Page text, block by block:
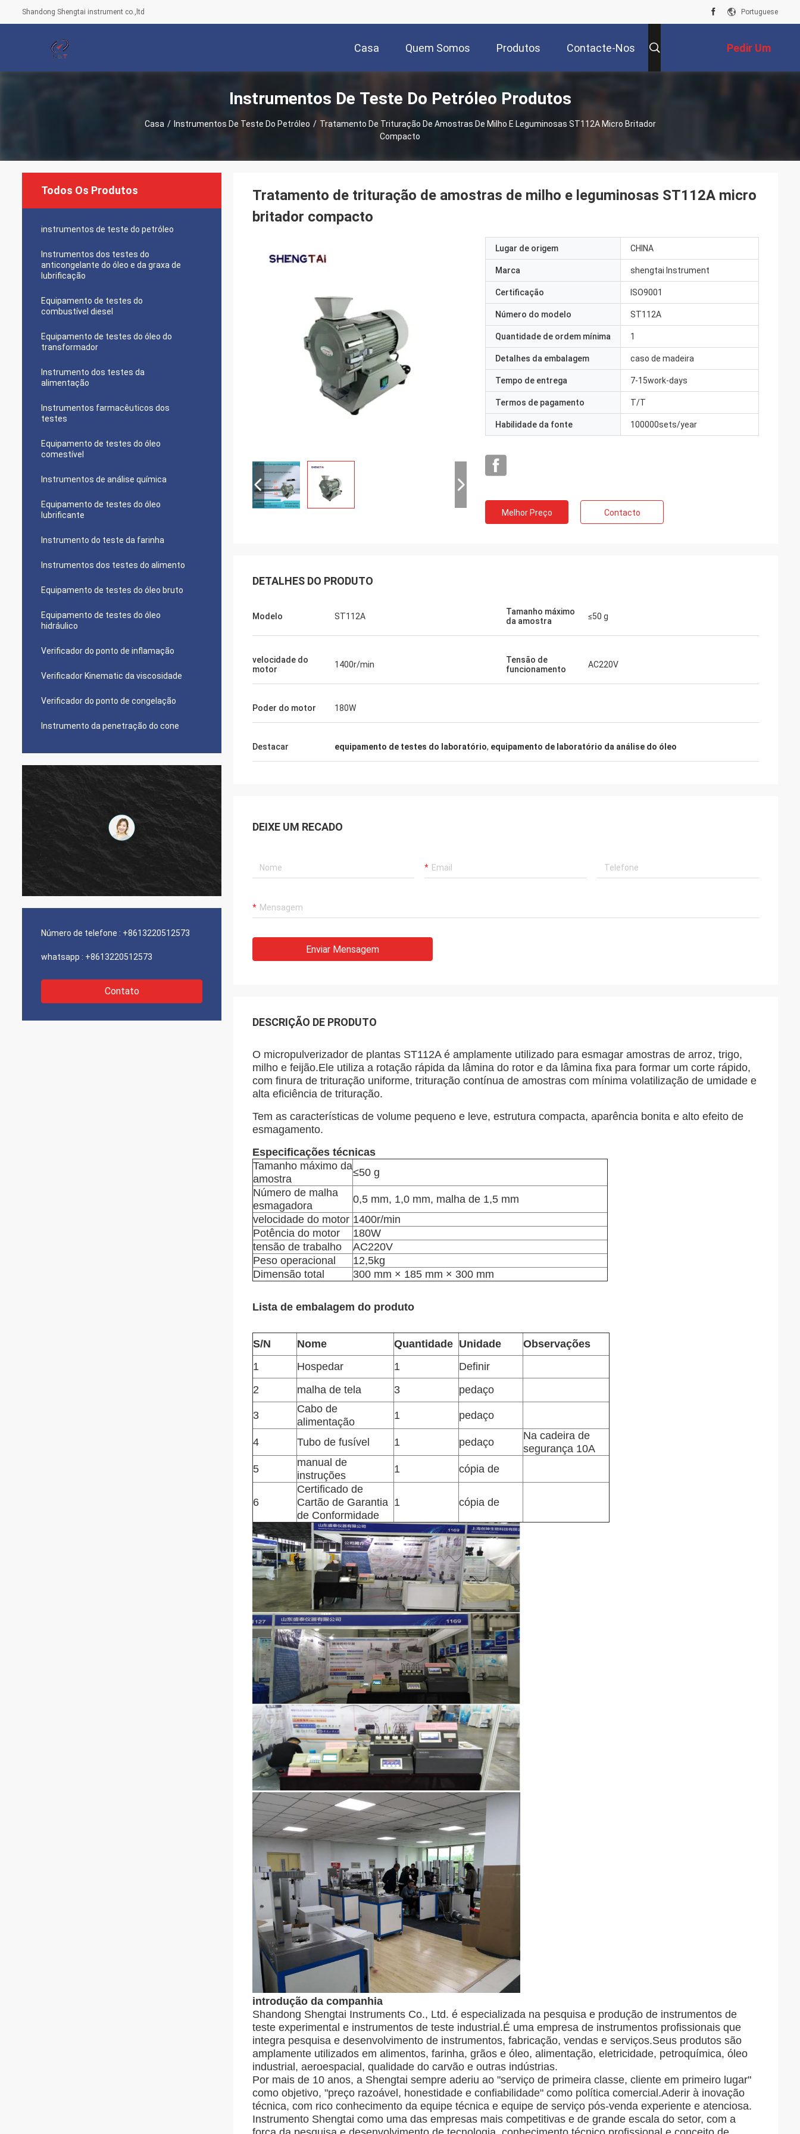
Shandong Shengtai instrument co.,ltd Portuguese
Casa Quem Somos Produtos Contacte-Nos Pedir Um
Orçamento
Instrumentos De Teste Do Petróleo Produtos
Casa / Instrumentos De Teste Do Petróleo / Tratamento De Trituração De Amostras De Milho E Leguminosas ST112A Micro Britador
Compacto
Todos Os Produtos
instrumentos de teste do petróleo
Instrumentos dos testes do
anticongelante do óleo e da graxa de
lubrificação
Equipamento de testes do
combustível diesel
Equipamento de testes do óleo do
transformador
Instrumento dos testes da
alimentação
Instrumentos farmacêuticos dos
testes
Equipamento de testes do óleo
comestível
Instrumentos de análise química
Equipamento de testes do óleo
lubrificante
Instrumento do teste da farinha
Instrumentos dos testes do alimento
Equipamento de testes do óleo bruto
Equipamento de testes do óleo
hidráulico
Verificador do ponto de inflamação
Verificador Kinematic da viscosidade
Verificador do ponto de congelação
Instrumento da penetração do cone
Número de telefone : +8613220512573
whatsapp : +8613220512573
Contato
Tratamento de trituração de amostras de milho e leguminosas ST112A micro
britador compacto
Lugar de origem CHINA
Marca shengtai Instrument
Certificação ISO9001
Número do modelo ST112A
Quantidade de ordem mínima 1
Detalhes da embalagem caso de madeira
Tempo de entrega 7-15work-days
Termos de pagamento T/T
Habilidade da fonte 100000sets/year
Melhor Preço Contacto
DETALHES DO PRODUTO
Modelo ST112A
Tamanho máximo
da amostra
≤50 g
velocidade do
motor
1400r/min
Tensão de
funcionamento
AC220V
Poder do motor 180W
Destacar equipamento de testes do laboratório, equipamento de laboratório da análise do óleo
DEIXE UM RECADO
Enviar Mensagem
DESCRIÇÃO DE PRODUTO
O micropulverizador de plantas ST112A é amplamente utilizado para esmagar amostras de arroz, trigo,
milho e feijão.Ele utiliza a rotação rápida da lâmina do rotor e da lâmina fixa para formar um corte rápido,
com finura de trituração uniforme, trituração contínua de amostras com mínima volatilização de umidade e
alta eficiência de trituração.
Tem as características de volume pequeno e leve, estrutura compacta, aparência bonita e alto efeito de
esmagamento.
Especificações técnicas
Tamanho máximo da
amostra
≤50 g
Número de malha
esmagadora
0,5 mm, 1,0 mm, malha de 1,5 mm
velocidade do motor 1400r/min
Potência do motor
180W
tensão de trabalho
AC220V
Peso operacional
12,5kg
Dimensão total
300 mm × 185 mm × 300 mm
Lista de embalagem do produto
S/N Nome Quantidade Unidade
Observações
1
Hospedar 1
Definir
2
malha de tela 3 pedaço
3
Cabo de
alimentação
1 pedaço
4 Tubo de fusível 1 pedaço
Na cadeira de
segurança 10A
5
manual de
instruções
1 cópia de
6
Certificado de
Cartão de Garantia
de Conformidade
1 cópia de
introdução da companhia
Shandong Shengtai Instruments Co., Ltd. é especializada na pesquisa e produção de instrumentos de
teste experimental e instrumentos de teste industrial.É uma empresa de instrumentos profissionais que
integra pesquisa e desenvolvimento de instrumentos, fabricação, vendas e serviços.Seus produtos são
amplamente utilizados em alimentos, farinha, grãos e óleo, alimentação, eletricidade, petroquímica, óleo
industrial, aeroespacial, qualidade do carvão e outras indústrias.
Por mais de 10 anos, a Shengtai sempre aderiu ao "serviço de primeira classe, cliente em primeiro lugar"
como objetivo, "preço razoável, honestidade e confiabilidade" como política comercial.Aderir à inovação
técnica, com rico conhecimento da equipe técnica e equipe de serviço pós-venda experiente e atenciosa.
Instrumento Shengtai como uma das empresas mais competitivas e de grande escala do setor, com a